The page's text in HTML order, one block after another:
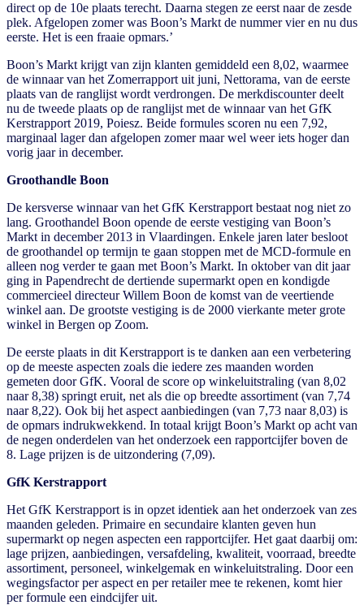
direct op de 10e plaats terecht. Daarna stegen ze eerst naar de zesde
plek. Afgelopen zomer was Boon’s Markt de nummer vier en nu dus
eerste. Het is een fraaie opmars.’
Boon’s Markt krijgt van zijn klanten gemiddeld een 8,02, waarmee
de winnaar van het Zomerrapport uit juni, Nettorama, van de eerste
plaats van de ranglijst wordt verdrongen. De merkdiscounter deelt
nu de tweede plaats op de ranglijst met de winnaar van het GfK
Kerstrapport 2019, Poiesz. Beide formules scoren nu een 7,92,
marginaal lager dan afgelopen zomer maar wel weer iets hoger dan
vorig jaar in december.
Groothandle Boon
De kersverse winnaar van het GfK Kerstrapport bestaat nog niet zo
lang. Groothandel Boon opende de eerste vestiging van Boon’s
Markt in december 2013 in Vlaardingen. Enkele jaren later besloot
de groothandel op termijn te gaan stoppen met de MCD-formule en
alleen nog verder te gaan met Boon’s Markt. In oktober van dit jaar
ging in Papendrecht de dertiende supermarkt open en kondigde
commercieel directeur Willem Boon de komst van de veertiende
winkel aan. De grootste vestiging is de 2000 vierkante meter grote
winkel in Bergen op Zoom.
De eerste plaats in dit Kerstrapport is te danken aan een verbetering
op de meeste aspecten zoals die iedere zes maanden worden
gemeten door GfK. Vooral de score op winkeluitstraling (van 8,02
naar 8,38) springt eruit, net als die op breedte assortiment (van 7,74
naar 8,22). Ook bij het aspect aanbiedingen (van 7,73 naar 8,03) is
de opmars indrukwekkend. In totaal krijgt Boon’s Markt op acht van
de negen onderdelen van het onderzoek een rapportcijfer boven de
8. Lage prijzen is de uitzondering (7,09).
GfK Kerstrapport
Het GfK Kerstrapport is in opzet identiek aan het onderzoek van zes
maanden geleden. Primaire en secundaire klanten geven hun
supermarkt op negen aspecten een rapportcijfer. Het gaat daarbij om:
lage prijzen, aanbiedingen, versafdeling, kwaliteit, voorraad, breedte
assortiment, personeel, winkelgemak en winkeluitstraling. Door een
wegingsfactor per aspect en per retailer mee te rekenen, komt hier
per formule een eindcijfer uit.